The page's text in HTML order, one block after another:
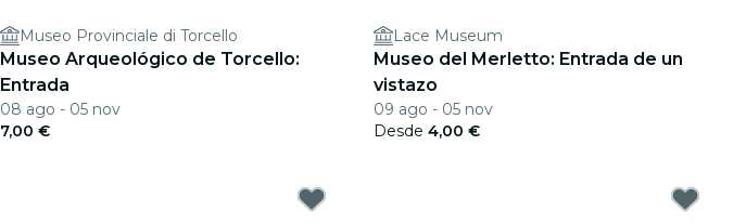
Museo Provinciale di Torcello
Museo Arqueológico de Torcello:
Entrada
08 ago - 05 nov
7,00 €
Lace Museum
Museo del Merletto: Entrada de un
vistazo
09 ago - 05 nov
Desde 4,00 €